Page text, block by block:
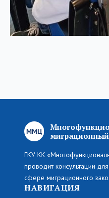
ГКУ КК
проводит консультации
сфере миграционного
НАВИГАЦИЯ